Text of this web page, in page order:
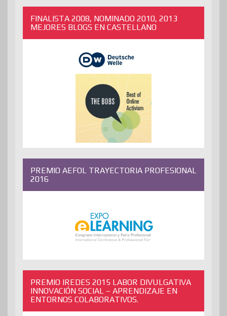
FINALISTA 2008, NOMINADO 2010, 2013
MEJORES BLOGS EN CASTELLANO
PREMIO AEFOL TRAYECTORIA PROFESIONAL
2016
PREMIO IREDES 2015 LABOR DIVULGATIVA
INNOVACIÓN SOCIAL – APRENDIZAJE EN
ENTORNOS COLABORATIVOS.